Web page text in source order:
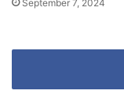
September 7, 2024